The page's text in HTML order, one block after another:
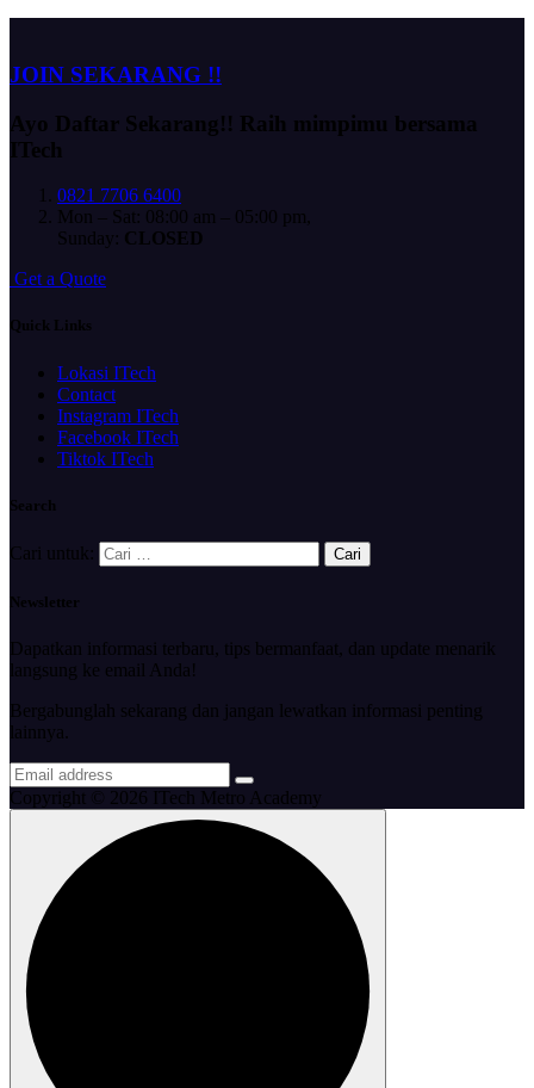
JOIN SEKARANG !!
Ayo Daftar Sekarang!! Raih mimpimu bersama
ITech
0821 7706 6400
Mon – Sat: 08:00 am – 05:00 pm,
Sunday: CLOSED
Get a Quote
Quick Links
Lokasi ITech
Contact
Instagram ITech
Facebook ITech
Tiktok ITech
Search
Cari untuk:
Newsletter
Dapatkan informasi terbaru, tips bermanfaat, dan update menarik
langsung ke email Anda!
Bergabunglah sekarang dan jangan lewatkan informasi penting
lainnya.
Copyright © 2026 ITech Metro Academy